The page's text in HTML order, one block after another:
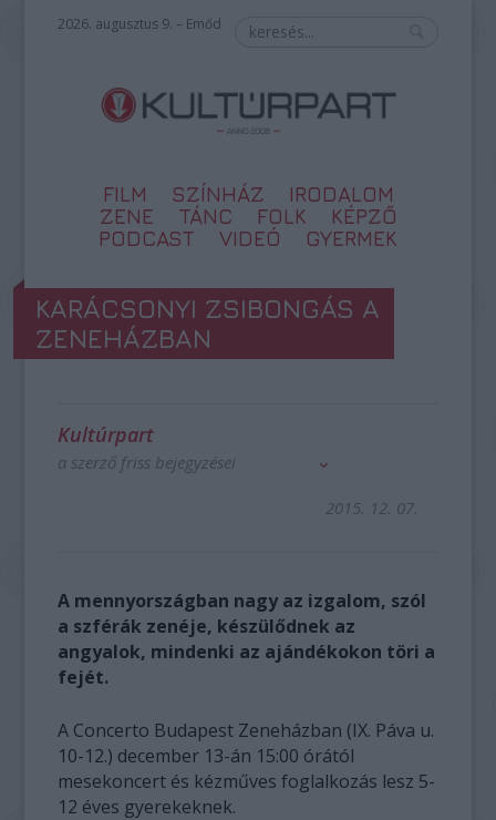
2026. augusztus 9. – Emőd
FILM SZÍNHÁZ
IRODALOM
ZENE
TÁNC FOLK
KÉPZŐ
PODCAST
VIDEÓ GYERMEK
KARÁCSONYI ZSIBONGÁS A
ZENEHÁZBAN
Kultúrpart
a szerző friss bejegyzései
2015. 12. 07.
A mennyországban nagy az izgalom, szól
a szférák zenéje, készülődnek az
angyalok, mindenki az ajándékokon töri a
fejét.
A Concerto Budapest Zeneházban (IX. Páva u.
10-12.) december 13-án 15:00 órától
mesekoncert és kézműves foglalkozás lesz 5-
12 éves gyerekeknek.